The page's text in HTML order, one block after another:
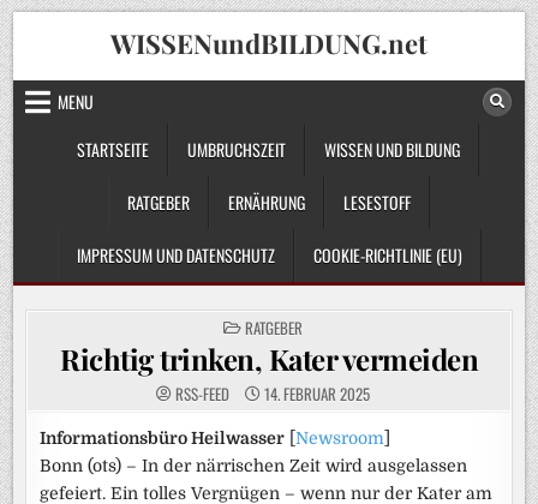
Skip
to
content
WISSENundBILDUNG.net
MENU
STARTSEITE
UMBRUCHSZEIT WISSEN UND BILDUNG
RATGEBER ERNÄHRUNG LESESTOFF
IMPRESSUM UND DATENSCHUTZ COOKIE-RICHTLINIE (EU)
POSTED
IN
RATGEBER
Richtig trinken, Kater vermeiden
RSS-FEED 14. FEBRUAR 2025
Informationsbüro Heilwasser [Newsroom
Bonn (ots) – In der närrischen Zeit wird ausgelassen
gefeiert. Ein tolles Vergnügen – wenn nur der Kater am